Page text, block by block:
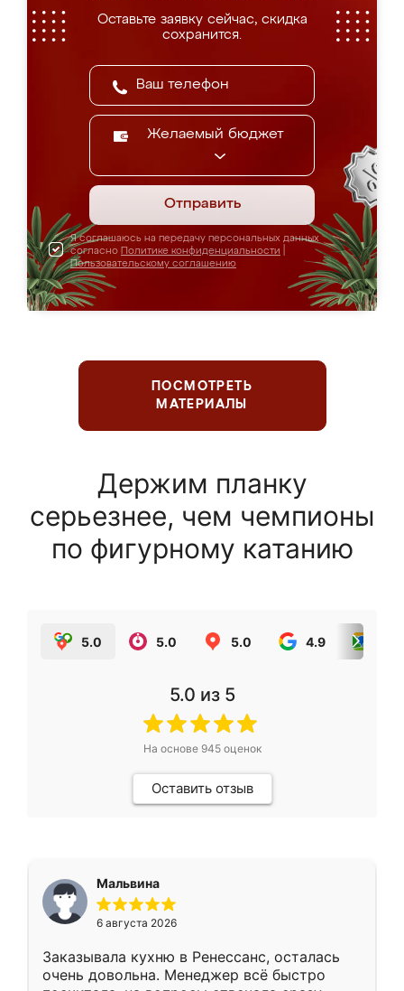
Оставьте заявку сейчас, скидка
сохранится.
Желаемый бюджет
Отправить
Я соглашаюсь на передачу персональных данных
согласно Политике конфиденциальности
Пользовательскому соглашению
ПОСМОТРЕТЬ
МАТЕРИАЛЫ
Держим планку
серьезнее, чем чемпионы
по фигурному катанию
5.0 5.0 5.0 4.9
5.0 из 5
На основе 945оценок
Оставить отзыв
Мальвина
6 августа 2026
Заказывала кухню в Ренессанс, осталась
очень довольна. Менеджер всё быстро